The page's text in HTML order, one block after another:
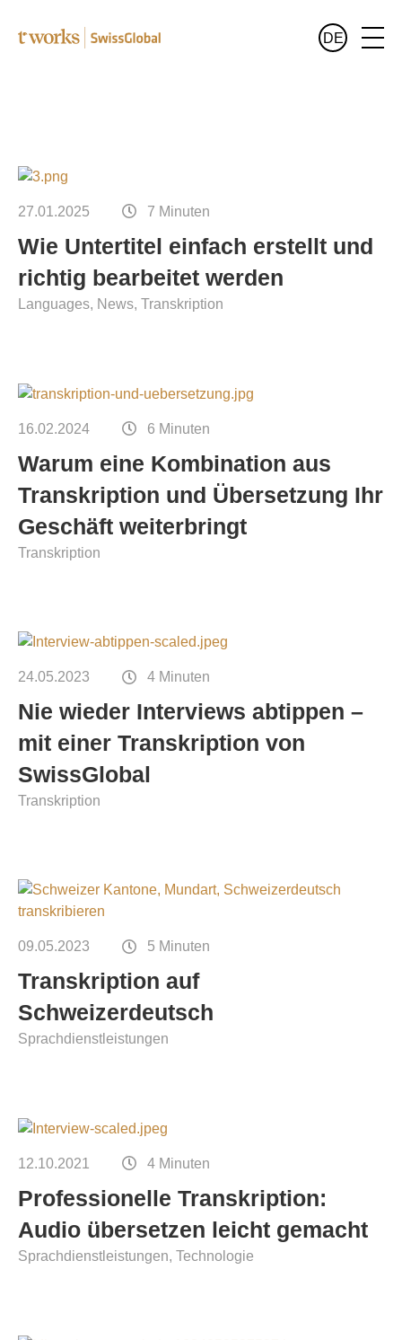
Übersetzungen für Banken und Finanzwesen
Juristische Übersetzungen
Übersetzungen für Luxusgüter
Technische Übersetzungen
Übersetzungen im Bereich Rohstoffe und
Energie
Alle Branchen im Überblick
Sprachen
Wer wir sind
Blog
DE
27.01.2025 7 Minuten
Wie Untertitel einfach erstellt und
richtig bearbeitet werden
Languages News Transkription
16.02.2024 6 Minuten
Warum eine Kombination aus
Transkription und Übersetzung Ihr
Geschäft weiterbringt
Transkription
24.05.2023 4 Minuten
Nie wieder Interviews abtippen –
mit einer Transkription von
SwissGlobal
Transkription
09.05.2023 5 Minuten
Transkription auf
Schweizerdeutsch
Sprachdienstleistungen
12.10.2021 4 Minuten
Professionelle Transkription:
Audio übersetzen leicht gemacht
Sprachdienstleistungen Technologie